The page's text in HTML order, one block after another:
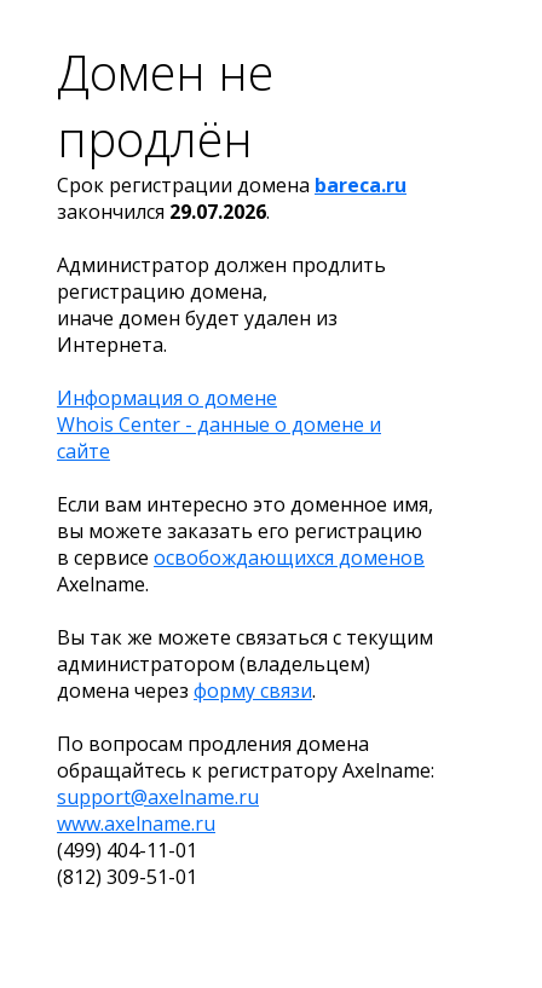
Домен не
продлён
Срок регистрации домена bareca.ru
закончился 29.07.2026.
Администратор должен продлить
регистрацию домена,
иначе домен будет удален из
Интернета.
Информация о домене
Whois Center - данные о домене и
сайте
Если вам интересно это доменное имя,
вы можете заказать его регистрацию
в сервисе освобождающихся доменов
Axelname.
Вы так же можете связаться с текущим
администратором (владельцем)
домена через форму связи.
По вопросам продления домена
обращайтесь к регистратору Axelname:
support@axelname.ru
www.axelname.ru
(499) 404-11-01
(812) 309-51-01